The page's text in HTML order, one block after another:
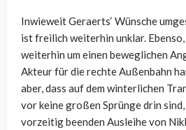
Inwieweit Geraerts‘ Wünsche
ist freilich weiterhin unklar. Ebenso,
weiterhin um einen beweglichen
Akteur für die rechte Außenbahn
aber, dass auf dem winterlichen
vor keine großen Sprünge drin
vorzeitig beenden Ausleihe von